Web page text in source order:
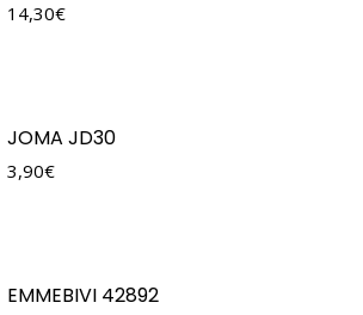
14,30€
JOMA JD30
3,90€
EMMEBIVI 42892